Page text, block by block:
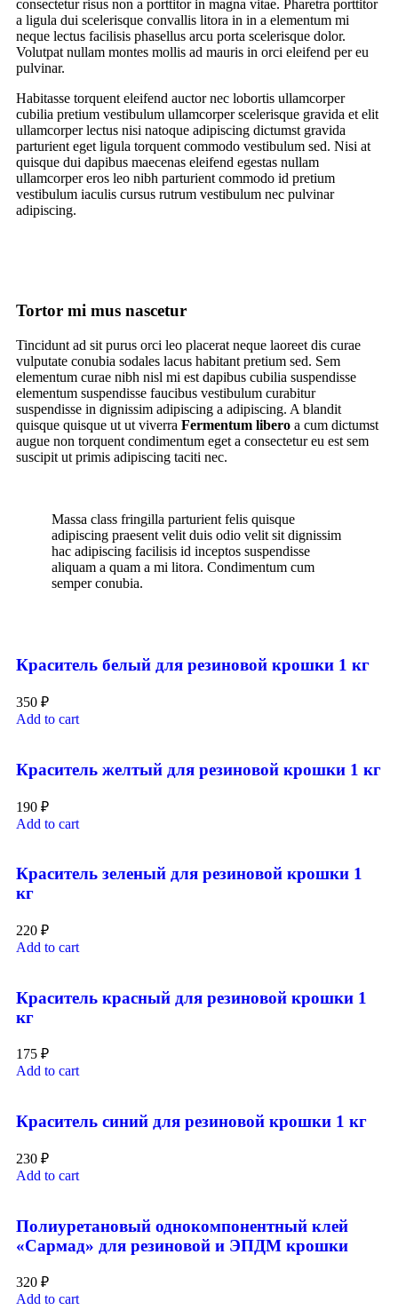
consectetur risus non a porttitor in magna vitae. Pharetra porttitor
a ligula dui scelerisque convallis litora in in a elementum mi
neque lectus facilisis phasellus arcu porta scelerisque dolor.
Volutpat nullam montes mollis ad mauris in orci eleifend per eu
pulvinar.
Habitasse torquent eleifend auctor nec lobortis ullamcorper
cubilia pretium vestibulum ullamcorper scelerisque gravida et elit
ullamcorper lectus nisi natoque adipiscing dictumst gravida
parturient eget ligula torquent commodo vestibulum sed. Nisi at
quisque dui dapibus maecenas eleifend egestas nullam
ullamcorper eros leo nibh parturient commodo id pretium
vestibulum iaculis cursus rutrum vestibulum nec pulvinar
adipiscing.
Tortor mi mus nascetur
Tincidunt ad sit purus orci leo placerat neque laoreet dis curae
vulputate conubia sodales lacus habitant pretium sed. Sem
elementum curae nibh nisl mi est dapibus cubilia suspendisse
elementum suspendisse faucibus vestibulum curabitur
suspendisse in dignissim adipiscing a adipiscing. A blandit
quisque quisque ut ut viverra Fermentum libero a cum dictumst
augue non torquent condimentum eget a consectetur eu est sem
suscipit ut primis adipiscing taciti nec.
Massa class fringilla parturient felis quisque
adipiscing praesent velit duis odio velit sit dignissim
hac adipiscing facilisis id inceptos suspendisse
aliquam a quam a mi litora. Condimentum cum
semper conubia.
Краситель белый для резиновой крошки 1 кг
350 ₽
Add to cart
Краситель желтый для резиновой крошки 1 кг
190 ₽
Add to cart
Краситель зеленый для резиновой крошки 1
кг
220 ₽
Add to cart
Краситель красный для резиновой крошки 1
кг
175 ₽
Add to cart
Краситель синий для резиновой крошки 1 кг
230 ₽
Add to cart
Полиуретановый однокомпонентный клей
«Сармад» для резиновой и ЭПДМ крошки
320 ₽
Add to cart